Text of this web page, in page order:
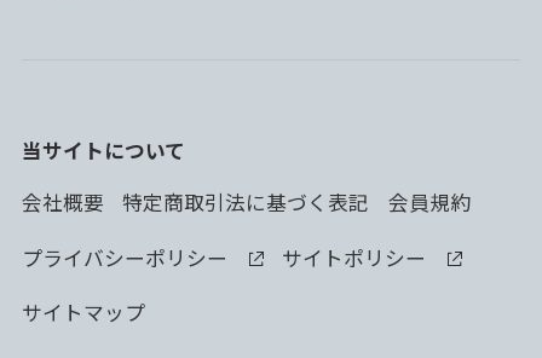
当サイトについて
会社概要
特定商取引法に基づく表記
会員規約
プライバシーポリシー
サイトポリシー
サイトマップ